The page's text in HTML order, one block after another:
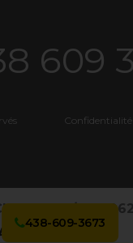
609
Confidentialité
438-609-3673